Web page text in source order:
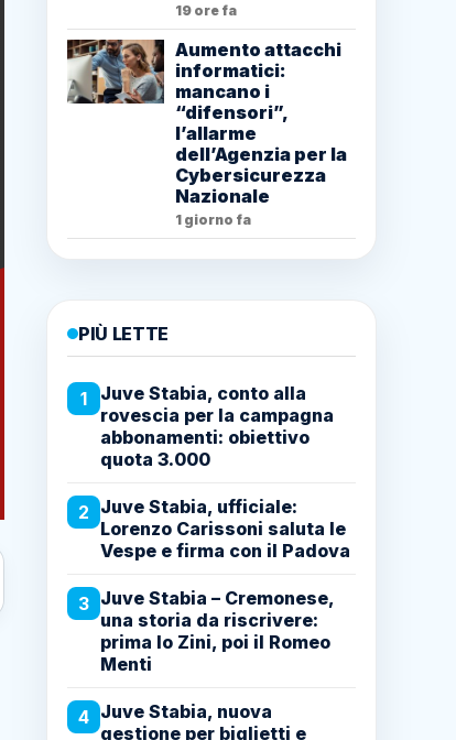
19 ore fa
Aumento attacchi
informatici:
mancano i
“difensori”,
l’allarme
dell’Agenzia per la
Cybersicurezza
Nazionale
1 giorno fa
PIÙ LETTE
1
Juve Stabia, conto alla
rovescia per la campagna
abbonamenti: obiettivo
quota 3.000
2 Juve Stabia, ufficiale:
Lorenzo Carissoni saluta le
Vespe e firma con il Padova
3 Juve Stabia – Cremonese,
una storia da riscrivere:
prima lo Zini, poi il Romeo
Menti
4 Juve Stabia, nuova
gestione per biglietti e